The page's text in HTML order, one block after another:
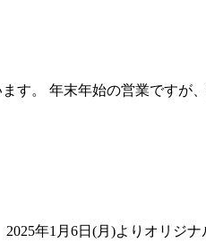
す。 年末年始の営業ですが
年1月6日(月)よりオリジ